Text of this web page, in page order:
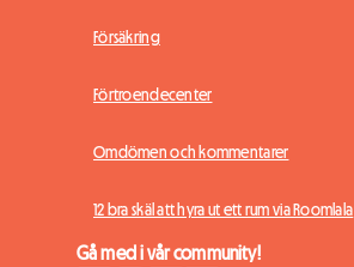
Försäkring
Förtroendecenter
Omdömen och kommentarer
12 bra skäl att hyra ut ett rum via Roomlala
Gå med i vår community!